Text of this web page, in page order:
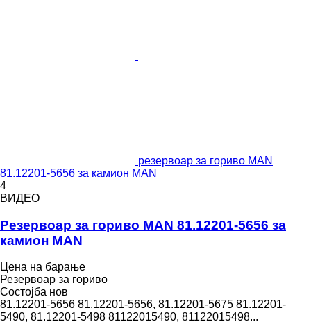
резервоар за гориво MAN
81.12201-5656 за камион MAN
4
ВИДЕО
Резервоар за гориво MAN 81.12201-5656 за
камион MAN
Цена на барање
Резервоар за гориво
Состојба нов
81.12201-5656 81.12201-5656, 81.12201-5675 81.12201-
5490, 81.12201-5498 81122015490, 81122015498...